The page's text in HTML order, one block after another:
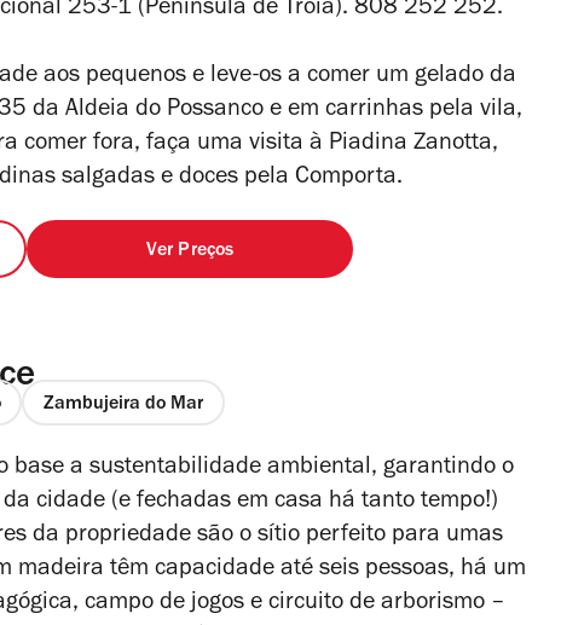
253-1 (Península de Tróia). 808 252 252.
aos pequenos e leve-os a comer um gelado da
da Aldeia do Possanco e em carrinhas pela vila,
comer fora, faça uma visita à Piadina Zanotta,
salgadas e doces pela Comporta.
Ver Preços
Zambujeira do Mar
base a sustentabilidade ambiental, garantindo o
cidade (e fechadas em casa há tanto tempo!)
da propriedade são o sítio perfeito para umas
madeira têm capacidade até seis pessoas, há um
campo de jogos e circuito de arborismo –